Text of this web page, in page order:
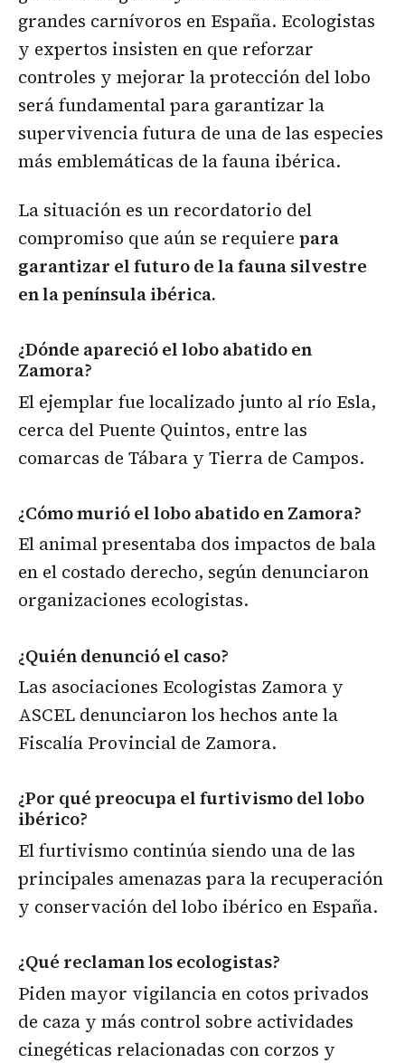
grandes carnívoros en España. Ecologistas
y expertos insisten en que reforzar
controles y mejorar la protección del lobo
será fundamental para garantizar la
supervivencia futura de una de las especies
más emblemáticas de la fauna ibérica.
La situación es un recordatorio del
compromiso que aún se requiere para
garantizar el futuro de la fauna silvestre
en la península ibérica.
¿Dónde apareció el lobo abatido en
Zamora?
El ejemplar fue localizado junto al río Esla,
cerca del Puente Quintos, entre las
comarcas de Tábara y Tierra de Campos.
¿Cómo murió el lobo abatido en Zamora?
El animal presentaba dos impactos de bala
en el costado derecho, según denunciaron
organizaciones ecologistas.
¿Quién denunció el caso?
Las asociaciones Ecologistas Zamora y
ASCEL denunciaron los hechos ante la
Fiscalía Provincial de Zamora.
¿Por qué preocupa el furtivismo del lobo
ibérico?
El furtivismo continúa siendo una de las
principales amenazas para la recuperación
y conservación del lobo ibérico en España.
¿Qué reclaman los ecologistas?
Piden mayor vigilancia en cotos privados
de caza y más control sobre actividades
cinegéticas relacionadas con corzos y